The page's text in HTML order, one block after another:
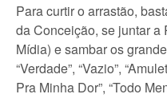
Para curtir o arrastão,
da Conceição, se juntar
Mídia) e sambar os
“Verdade”, “Vazio”,
Pra Minha Dor”, “Todo